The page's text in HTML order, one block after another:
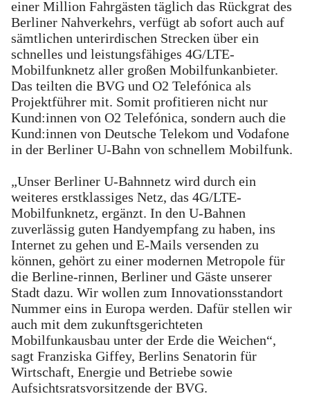
einer Million Fahrgästen täglich das Rückgrat des
Berliner Nahverkehrs, verfügt ab sofort auch auf
sämtlichen unterirdischen Strecken über ein
schnelles und leistungsfähiges 4G/LTE-
Mobilfunknetz aller großen Mobilfunkanbieter.
Das teilten die BVG und O2 Telefónica als
Projektführer mit. Somit profitieren nicht nur
Kund:innen von O2 Telefónica, sondern auch die
Kund:innen von Deutsche Telekom und Vodafone
in der Berliner U-Bahn von schnellem Mobilfunk.
„Unser Berliner U-Bahnnetz wird durch ein
weiteres erstklassiges Netz, das 4G/LTE-
Mobilfunknetz, ergänzt. In den U-Bahnen
zuverlässig guten Handyempfang zu haben, ins
Internet zu gehen und E-Mails versenden zu
können, gehört zu einer modernen Metropole für
die Berline-rinnen, Berliner und Gäste unserer
Stadt dazu. Wir wollen zum Innovationsstandort
Nummer eins in Europa werden. Dafür stellen wir
auch mit dem zukunftsgerichteten
Mobilfunkausbau unter der Erde die Weichen“,
sagt Franziska Giffey, Berlins Senatorin für
Wirtschaft, Energie und Betriebe sowie
Aufsichtsratsvorsitzende der BVG.